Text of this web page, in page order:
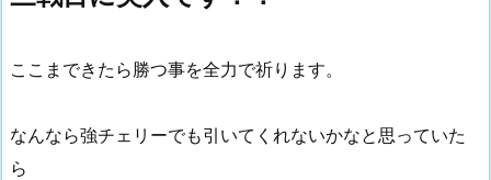
ここまできたら勝つ事を全力で祈ります。
なんなら強チェリーでも引いてくれないかなと思っていた
ら